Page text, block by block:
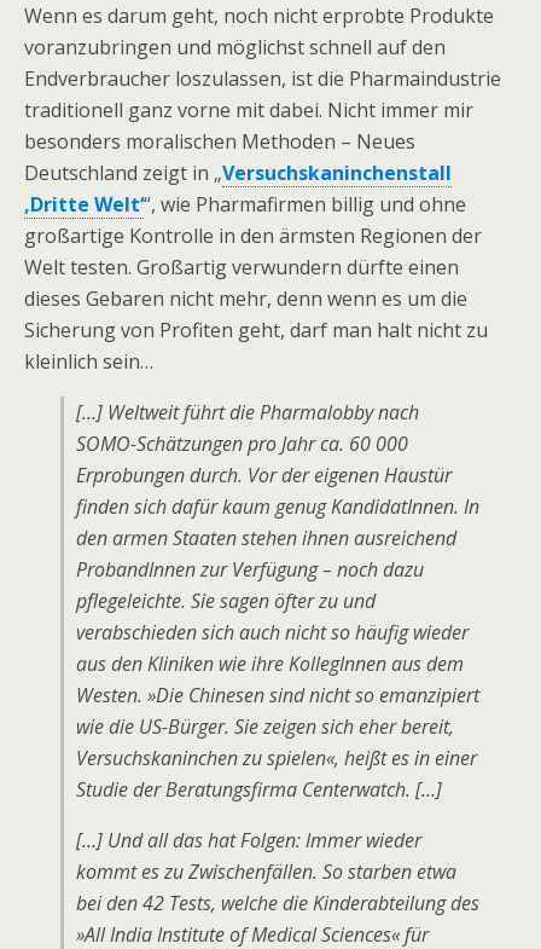
Wenn es darum geht, noch nicht erprobte Produkte
voranzubringen und möglichst schnell auf den
Endverbraucher loszulassen, ist die Pharmaindustrie
traditionell ganz vorne mit dabei. Nicht immer mir
besonders moralischen Methoden – Neues
Deutschland zeigt in „Versuchskaninchenstall
‚Dritte Welt‘“, wie Pharmafirmen billig und ohne
großartige Kontrolle in den ärmsten Regionen der
Welt testen. Großartig verwundern dürfte einen
dieses Gebaren nicht mehr, denn wenn es um die
Sicherung von Profiten geht, darf man halt nicht zu
kleinlich sein…
[…] Weltweit führt die Pharmalobby nach
SOMO-Schätzungen pro Jahr ca. 60 000
Erprobungen durch. Vor der eigenen Haustür
finden sich dafür kaum genug KandidatInnen. In
den armen Staaten stehen ihnen ausreichend
ProbandInnen zur Verfügung – noch dazu
pflegeleichte. Sie sagen öfter zu und
verabschieden sich auch nicht so häufig wieder
aus den Kliniken wie ihre KollegInnen aus dem
Westen. »Die Chinesen sind nicht so emanzipiert
wie die US-Bürger. Sie zeigen sich eher bereit,
Versuchskaninchen zu spielen«, heißt es in einer
Studie der Beratungsfirma Centerwatch. […]
[…] Und all das hat Folgen: Immer wieder
kommt es zu Zwischenfällen. So starben etwa
bei den 42 Tests, welche die Kinderabteilung des
»All India Institute of Medical Sciences« für